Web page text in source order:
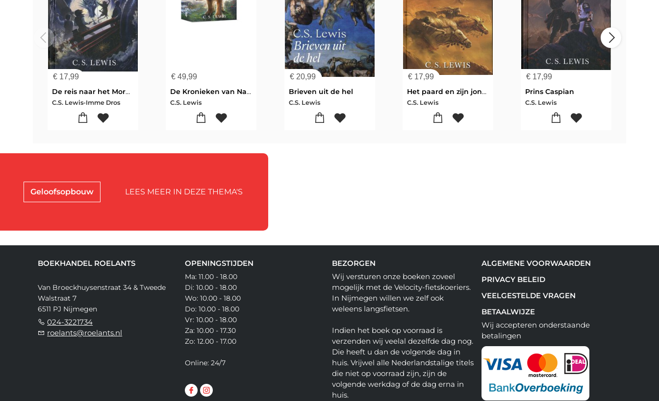
€ 17,99
De reis naar het Morgenland
C.S. Lewis-Imme Dros
€ 49,99
De Kronieken van Narnia
C.S. Lewis
€20,99
Brieven uit de hel
C.S. Lewis
€17,99
Het paard en zijn jongen
C.S. Lewis
€ 17,99
Prins Caspian
C.S. Lewis
Geloofsopbouw LEES MEER IN DEZE THEMA'S
BOEKHANDEL ROELANTS
Van Broeckhuysenstraat 34 & Tweede
Walstraat 7
6511 PJ Nijmegen
024-3221734
roelants@roelants.nl
OPENINGSTIJDEN
Ma: 11.00 - 18.00
Di: 10.00 - 18.00
Wo: 10.00 - 18.00
Do: 10.00 - 18.00
Vr: 10.00 - 18.00
Za: 10.00 - 17.30
Zo: 12.00 - 17.00
Online: 24/7
BEZORGEN
Wij versturen onze boeken zoveel
mogelijk met de Velocity-fietskoeriers.
In Nijmegen willen we zelf ook
weleens langsfietsen.
Indien het boek op voorraad is
verzenden wij veelal dezelfde dag nog.
Die heeft u dan de volgende dag in
huis. Vrijwel alle Nederlandstalige titels
die niet op voorraad zijn, zijn de
volgende werkdag of de dag erna in
huis.
ALGEMENE VOORWAARDEN
PRIVACY BELEID
VEELGESTELDE VRAGEN
BETAALWIJZE
Wij accepteren onderstaande
betalingen